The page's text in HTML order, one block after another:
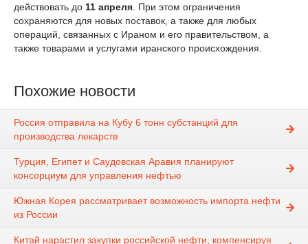
действовать до 11 апреля . При этом ограничения
сохраняются для новых поставок, а также для любых
операций, связанных с Ираном и его правительством, а
также товарами и услугами иранского происхождения.
Похожие новости
Россия отправила на Кубу 6 тонн субстанций для
производства лекарств
Турция, Египет и Саудовская Аравия планируют
консорциум для управления нефтью
Южная Корея рассматривает возможность импорта нефти
из России
Китай нарастил закупки российской нефти, компенсируя